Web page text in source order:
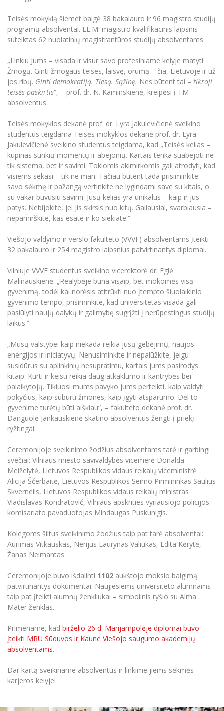
Teisės mokyklą šiemet baigė 38 bakalauro ir 96 magistro studijų
programų absolventai. LL.M. magistro kvalifikacinis laipsnis
suteiktas 62 nuolatinių magistrantūros studijų absolventams.
„Linkiu Jums – visada ir visur savo profesiniame kelyje matyti
Žmogų. Ginti žmogaus teises, laisvę, orumą – čia, Lietuvoje ir už
jos ribų. Ginti demokratiją. Tiesą. Sąžinę. Nes būtent tai – tikroji
teisės paskirtis“, – prof. dr. N. Kaminskienė, kreipėsi į TM
absolventus.
Teisės mokyklos dekanė prof. dr. Lyra Jakulevičienė sveikino
studentus teigdama Teisės mokyklos dekanė prof. dr. Lyra
Jakulevičienė sveikino studentus teigdama, kad „Teisės kelias –
kupinas sunkių momentų ir abejonių. Kartais tenka suabejoti ne
tik sistema, bet ir savimi. Tokiomis akimirkomis gali atrodyti, kad
visiems sekasi – tik ne man. Tačiau būtent tada prisiminkite:
savo sėkmę ir pažangą vertinkite ne lygindami save su kitais, o
su vakar buvusiu savimi. Jūsų kelias yra unikalus – kaip ir jūs
patys. Nebijokite, jei jis skirsis nuo kitų. Galiausiai, svarbiausia –
nepamirškite, kas esate ir ko siekiate.“
Viešojo valdymo ir verslo fakulteto (VVVF) absolventams įteikti
32 bakalauro ir 254 magistro laipsnius patvirtinantys diplomai.
Vilniuje VVVF studentus sveikino vicerektorė dr. Eglė
Malinauskienė: „Realybėje būna visaip, bet mokomės visą
gyvenimą, todėl kai norėsis atitrūkti nuo įtempto šiuolaikinio
gyvenimo tempo, prisiminkite, kad universitetas visada gali
pasiūlyti naujų dalykų ir galimybę sugrįžti į nerūpestingus studijų
laikus.“
„Mūsų valstybei kaip niekada reikia jūsų gebėjimų, naujos
energijos ir iniciatyvų. Nenusiminkite ir nepalūžkite, jeigu
susidūrus su aplinkinių nesupratimu, kartais jums pasirodys
kitaip. Kurti ir keisti reikia daug atkaklumo ir kantrybės bei
palaikytojų. Tikiuosi mums pavyko jums perteikti, kaip valdyti
pokyčius, kaip suburti žmones, kaip įgyti atsparumo. Dėl to
gyvenime turėtų būti aiškiau“, – fakulteto dekanė prof. dr.
Danguolė Jankauskienė skatino absolventus žengti į priekį
ryžtingai.
Ceremonijoje sveikinimo žodžius absolventams tarė ir garbingi
svečiai: Vilniaus miesto savivaldybės vicemerė Donalda
Meiželytė, Lietuvos Respublikos vidaus reikalų viceministrė
Alicija Ščerbaitė, Lietuvos Respublikos Seimo Pirmininkas Saulius
Skvernelis, Lietuvos Respublikos vidaus reikalų ministras
Vladislavas Kondratovič, Vilniaus apskrities vyriausiojo policijos
komisariato pavaduotojas Mindaugas Puskunigis.
Kolegoms šiltus sveikinimo žodžius taip pat tarė absolventai:
Aurimas Vitkauskas, Nerijus Laurynas Valiukas, Edita Kėrytė,
Žanas Neimantas.
Ceremonijoje buvo išdalinti 1102 aukštojo mokslo baigimą
patvirtinantys dokumentai. Naujiesiems universiteto alumnams
taip pat įteikti alumnų ženkliukai – simbolinis ryšio su Alma
Mater ženklas.
Primename, kad birželio 26 d. Marijampolėje diplomai buvo
įteikti MRU Sūduvos ir Kaune Viešojo saugumo akademijų
absolventams.
Dar kartą sveikiname absolventus ir linkime jiems sėkmės
karjeros kelyje!